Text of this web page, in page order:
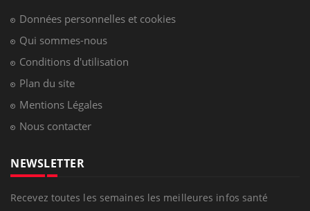
Données personnelles et cookies
Qui sommes-nous
Conditions d'utilisation
Plan du site
Mentions Légales
Nous contacter
NEWSLETTER
Recevez toutes les semaines les meilleures infos santé